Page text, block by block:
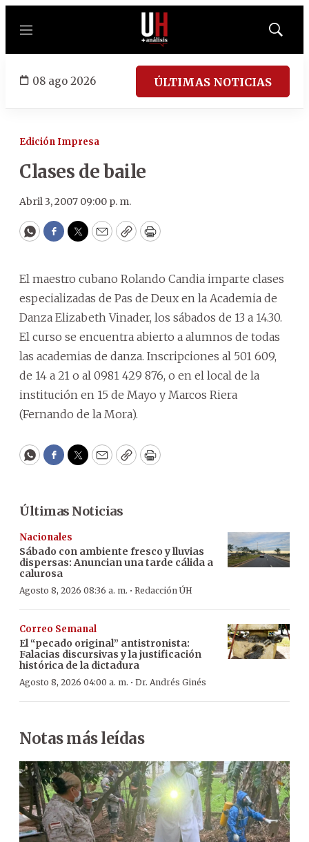
Menú
Mostrar
08 ago 2026 ÚLTIMAS NOTICIAS
Edición Impresa
Clases de baile
Abril 3, 2007 09:00 p. m.
WhatsApp
Facebook
Twitter
EmailCopyPrint
El maestro cubano Rolando Candia imparte clases
especializadas de Pas de Deux en la Academia de
Danza Elizabeth Vinader, los sábados de 13 a 14.30.
El curso se encuentra abierto a alumnos de todas
las academias de danza. Inscripciones al 501 609,
de 14 a 21 o al 0981 429 876, o en el local de la
institución en 15 de Mayo y Marcos Riera
(Fernando de la Mora).
WhatsApp
Facebook
Twitter
EmailCopyPrint
Últimas Noticias
Nacionales
Sábado con ambiente fresco y lluvias
dispersas: Anuncian una tarde cálida a
calurosa
Agosto 8, 2026 08:36 a. m. · Redacción ÚH
Correo Semanal
El “pecado original” antistronista:
Falacias discursivas y la justificación
histórica de la dictadura
Agosto 8, 2026 04:00 a. m. · Dr. Andrés Ginés
Notas más leídas